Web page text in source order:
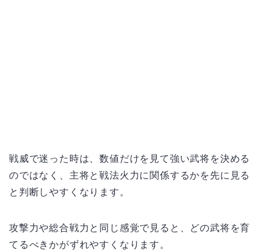
戦威で迷った時は、数値だけを見て強い武将を決める
のではなく、主将と戦法火力に関係するかを先に見る
と判断しやすくなります。
攻撃力や総合戦力と同じ感覚で見ると、どの武将を育
てるべきかがずれやすくなります。